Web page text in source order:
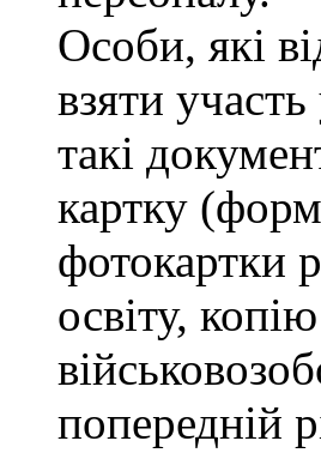
Особи, які
взяти
такі
картку
фотокартки
освіту,
попередній